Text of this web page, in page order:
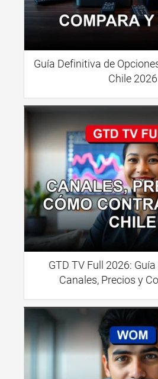
Guía Definitiva de
Chile 2026
GTD TV Full 2026:
Canales, Precios y